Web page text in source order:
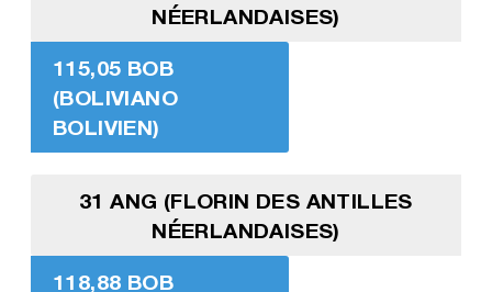
NÉERLANDAISES)
115,05 BOB
(BOLIVIANO
BOLIVIEN)
31 ANG (FLORIN DES ANTILLES
NÉERLANDAISES)
118,88 BOB